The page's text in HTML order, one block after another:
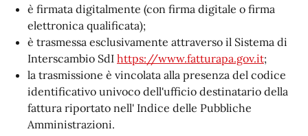
è firmata digitalmente (con firma digitale o firma
elettronica qualificata);
è trasmessa esclusivamente attraverso il Sistema di
Interscambio SdI https://www.fatturapa.gov.it;
la trasmissione è vincolata alla presenza del codice
identificativo univoco dell'ufficio destinatario della
fattura riportato nell' Indice delle Pubbliche
Amministrazioni.